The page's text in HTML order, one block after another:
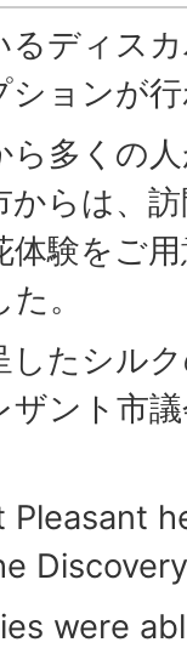
るディス
ションが
多くの
からは、
験をご
。
したシル
ント市
were